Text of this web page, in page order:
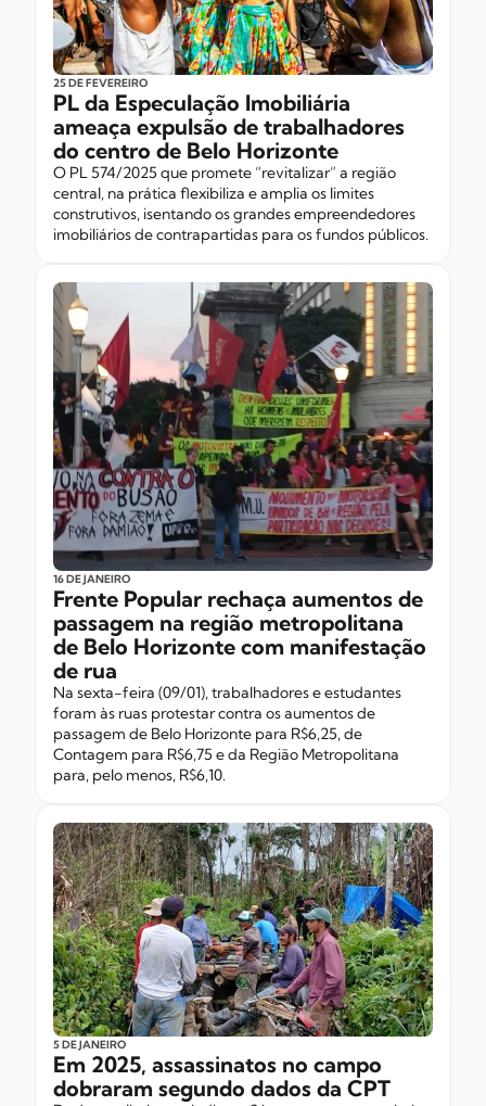
25 DE FEVEREIRO
PL da Especulação Imobiliária
ameaça expulsão de trabalhadores
do centro de Belo Horizonte
O PL 574/2025 que promete “revitalizar” a região
central, na prática flexibiliza e amplia os limites
construtivos, isentando os grandes empreendedores
imobiliários de contrapartidas para os fundos públicos.
16 DE JANEIRO
Frente Popular rechaça aumentos de
passagem na região metropolitana
de Belo Horizonte com manifestação
de rua
Na sexta-feira (09/01), trabalhadores e estudantes
foram às ruas protestar contra os aumentos de
passagem de Belo Horizonte para R$6,25, de
Contagem para R$6,75 e da Região Metropolitana
para, pelo menos, R$6,10.
5 DE JANEIRO
Em 2025, assassinatos no campo
dobraram segundo dados da CPT